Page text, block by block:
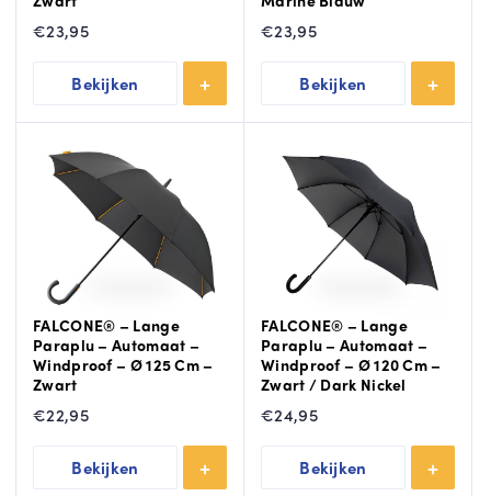
€23,95
Bekijken
€23,95
Bekijken
FALCONE® – Lange
Paraplu – Automaat –
Windproof – Ø 125 Cm –
Zwart
€22,95
Bekijken
FALCONE® – Lange
Paraplu – Automaat –
Windproof – Ø 120 Cm –
Zwart / Dark Nickel
€24,95
Bekijken